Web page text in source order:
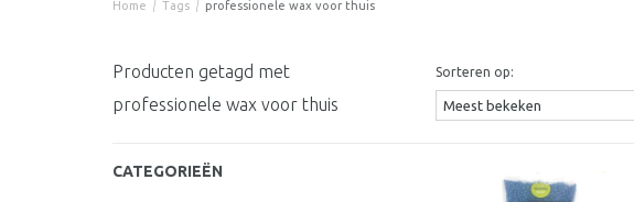
Home / Tags / professionele wax voor thuis
Producten getagd met
professionele wax voor thuis
Sorteren op:
CATEGORIEËN